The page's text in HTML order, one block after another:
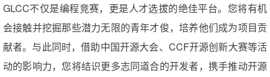
GLCC不仅是编程竞赛，更是人才选拔的绝佳平台。您将有机
会接触并挖掘那些潜力无限的青年才俊，培养他们成为项目贡
献者。与此同时，借助中国开源大会、CCF开源创新大赛等活
动的影响力，您将结识更多志同道合的开发者，携手推动开源